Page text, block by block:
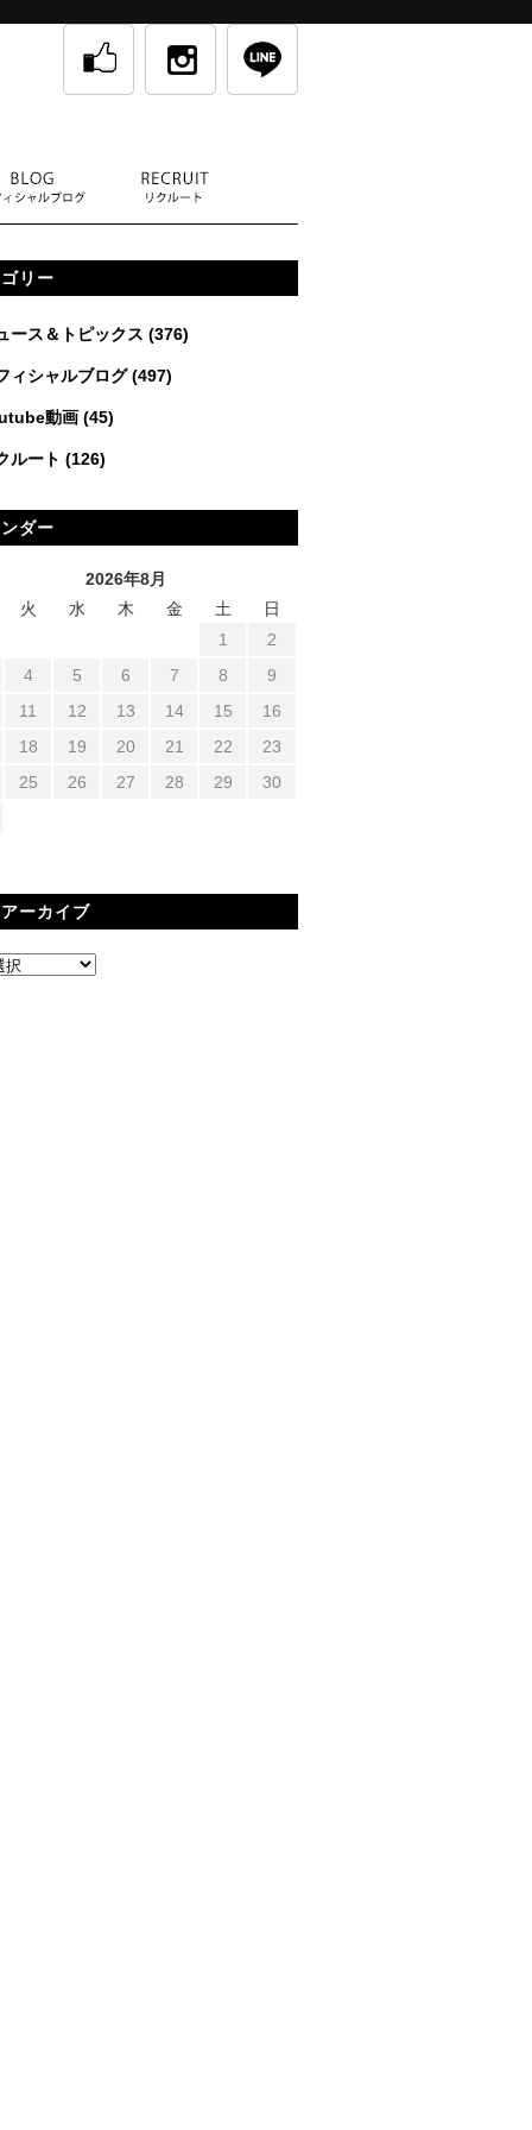
リー
ース＆トピックス (376)
ィシャルブログ(497)
動画 (45)
ルート (126)
ダー
2026年8月
火
水 木 金 土
日
1
2
4
5 6 7 8
9
11
12 13 14 15
16
18
19 20 21 22
23
25
26 27 28 29 30
ーカイブ